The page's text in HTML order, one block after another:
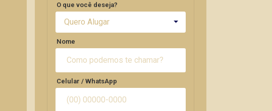
O que você deseja?
Quero Alugar
Nome
Celular / WhatsApp